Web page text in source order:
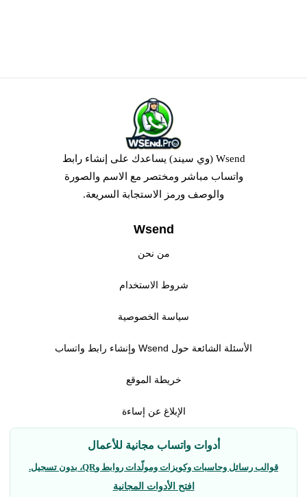
Wsend (وي سيند) يساعدك على إنشاء رابط
واتساب مباشر ومختصر مع الاسم والصورة
والوصف ورمز الاستجابة السريعة.
Wsend
من نحن
شروط الاستخدام
سياسة الخصوصية
الأسئلة الشائعة حول Wsend وإنشاء رابط واتساب
خريطة الموقع
الإبلاغ عن إساءة
أدوات واتساب مجانية للأعمال
قوالب رسائل وحاسبات وكويزات ومولّدات روابط وQR، بدون تسجيل.
افتح الأدوات المجانية